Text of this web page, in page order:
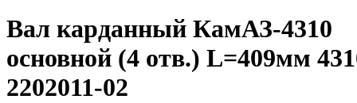
Вал карданный КамАЗ-4310
основной (4 отв.) L=409мм
2202011-02